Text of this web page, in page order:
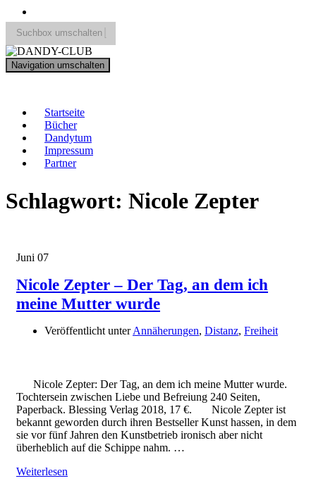
Suchbox umschalten
Search
for:
Navigation umschalten
Startseite
Bücher
Dandytum
Impressum
Partner
Schlagwort: Nicole Zepter
Juni 07
Nicole Zepter – Der Tag, an dem ich
meine Mutter wurde
Veröffentlicht unterAnnäherungen, Distanz, Freiheit
Nicole Zepter: Der Tag, an dem ich meine Mutter wurde.
Tochtersein zwischen Liebe und Befreiung 240 Seiten,
Paperback. Blessing Verlag 2018, 17 €. Nicole Zepter ist
bekannt geworden durch ihren Bestseller Kunst hassen, in dem
sie vor fünf Jahren den Kunstbetrieb ironisch aber nicht
überheblich auf die Schippe nahm. …
Weiterlesen